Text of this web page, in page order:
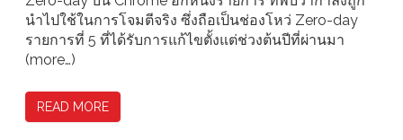
นำไปใช้ในการโจมตีจริง ซึ่งถือเป็นช่องโหว่ Zero-day
รายการที่ 5 ที่ได้รับการแก้ไขตั้งแต่ช่วงต้นปีที่ผ่านมา
(more…)
READ MORE